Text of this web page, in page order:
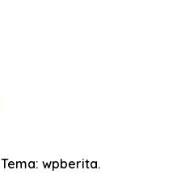
Tema: wpberita.